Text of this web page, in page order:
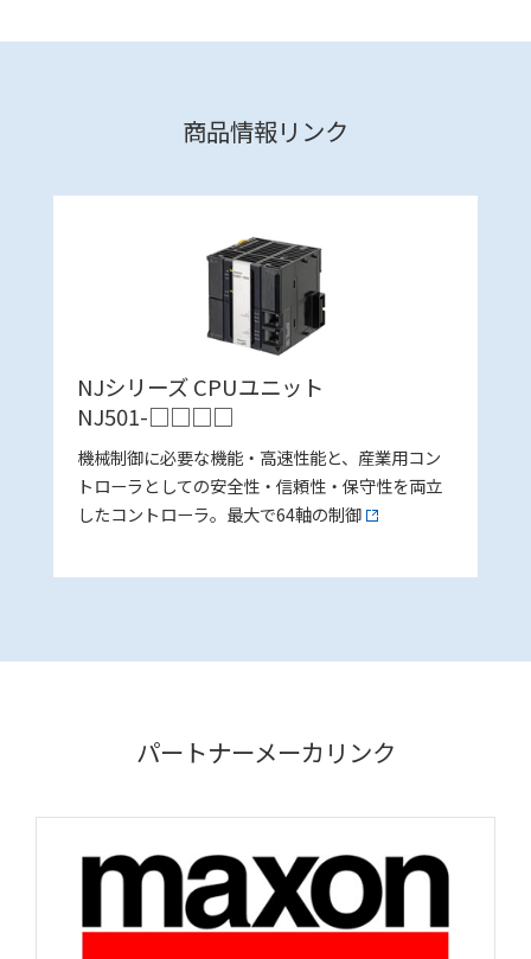
商品情報リンク
NJシリーズ CPUユニット
NJ501-□□□□
機械制御に必要な機能・高速性能と、産業用コン
トローラとしての安全性・信頼性・保守性を両立
したコントローラ。最大で64軸の制御
パートナーメーカリンク